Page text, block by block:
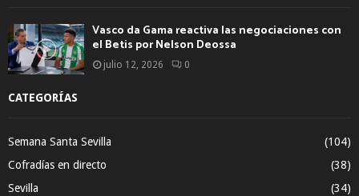
Vasco da Gama reactiva las negociaciones con
el Betis por Nelson Deossa
julio 12, 2026 0
CATEGORÍAS
Semana Santa Sevilla
(104)
Cofradías en directo
(38)
Sevilla
(34)